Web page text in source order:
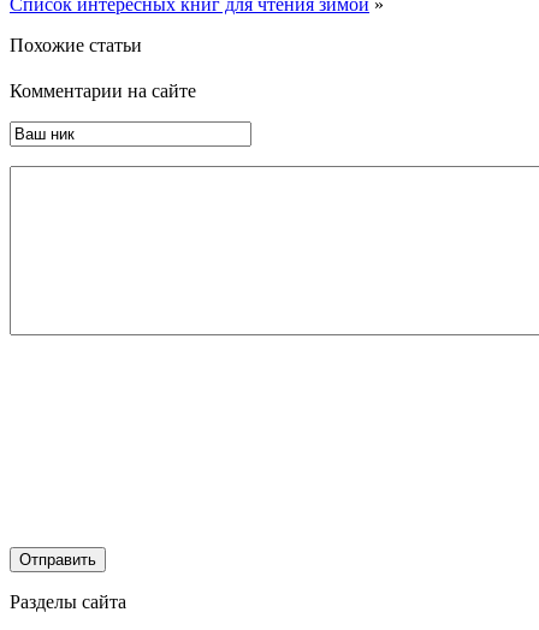
Похожие статьи
Комментарии на сайте
Разделы сайта